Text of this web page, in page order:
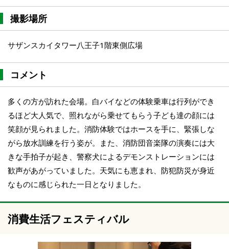
撮影場所
サザンスカイタワー八王子1階東側広場
コメント
多くの方が訪れた会場。白バイなどの体験乗車は行列ができ
るほど大人気で、照れながら乗せてもらう子ども達の顔には
笑顔が見られました。消防体験ではホースを手に、緊張しな
がら放水訓練を行う姿が。また、消防団音楽隊の演奏には大
きな手拍子が起き、警察犬によるデモンストレーションには
歓声があがっていました。天気にも恵まれ、防犯防災が身近
なものに感じられた一日となりました。
消費生活フェスティバル